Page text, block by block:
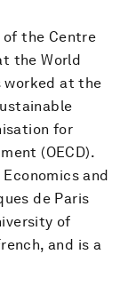
of the Centre
the World
worked at the
for
(OECD).
and
de Paris
of
and is a